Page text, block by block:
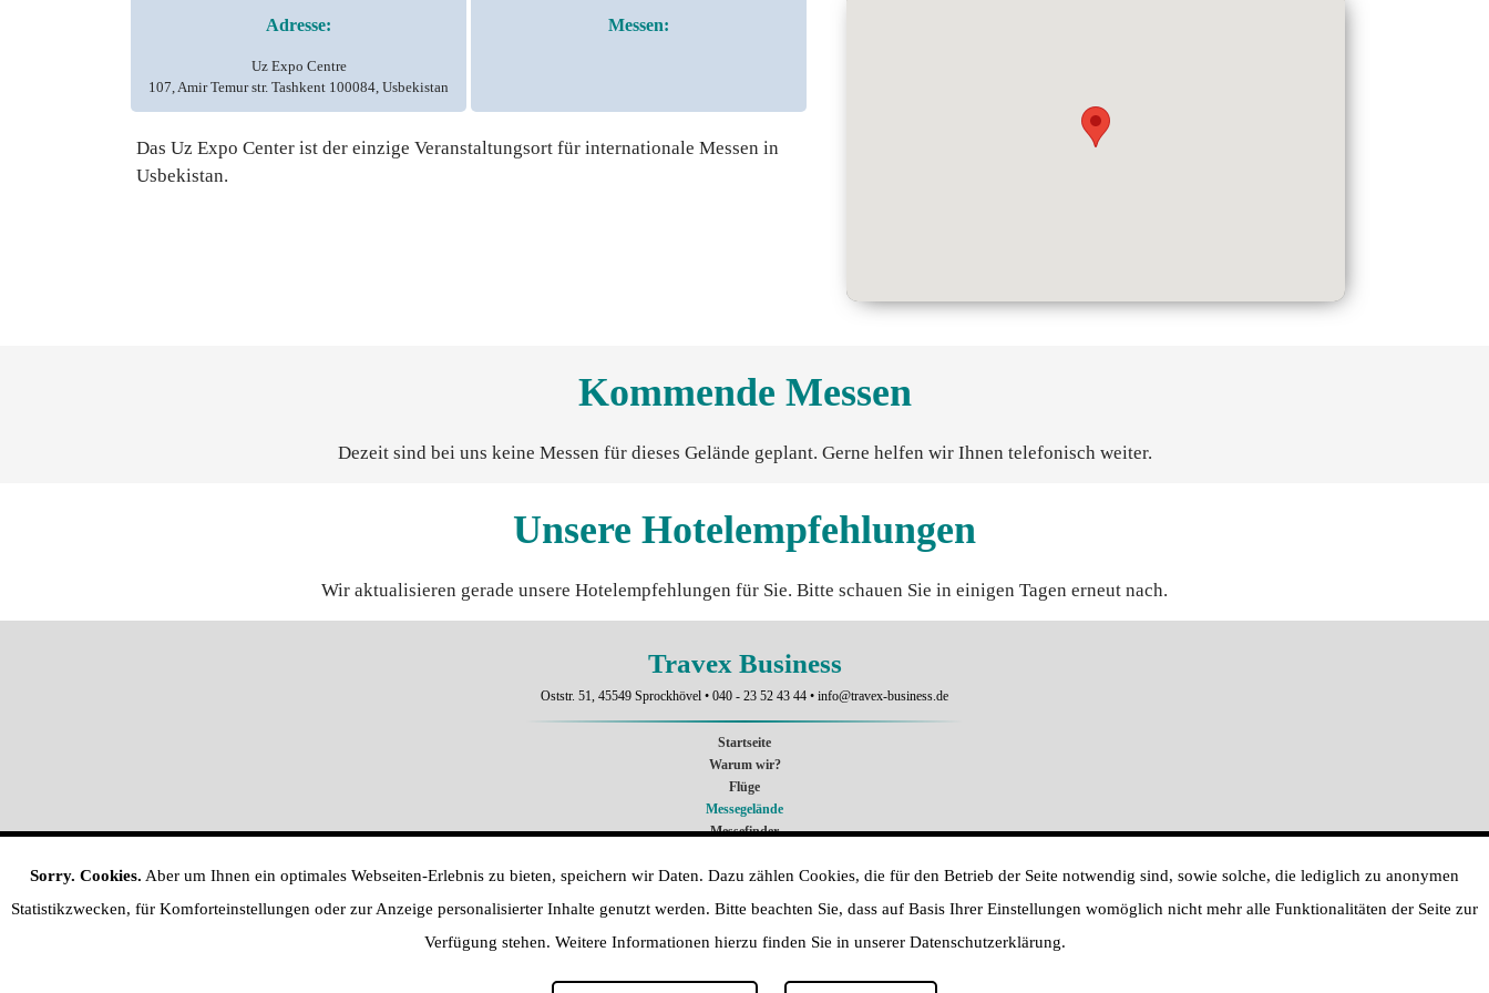
Adresse:
Uz Expo Centre
107, Amir Temur str. Tashkent 100084, Usbekistan
Messen:
Das Uz Expo Center ist der einzige Veranstaltungsort für internationale Messen in
Usbekistan.
Kommende Messen
Dezeit sind bei uns keine Messen für dieses Gelände geplant. Gerne helfen wir Ihnen telefonisch weiter.
Unsere Hotelempfehlungen
Wir aktualisieren gerade unsere Hotelempfehlungen für Sie. Bitte schauen Sie in einigen Tagen erneut nach.
Travex Business
Oststr. 51, 45549 Sprockhövel • 040 - 23 52 43 44 • info@travex-business.de
Startseite
Warum wir?
Flüge
Messegelände
Messefinder
VISA-Service
AGB
Sitemap
Sorry. Cookies. Aber um Ihnen ein optimales Webseiten-Erlebnis zu bieten, speichern wir Daten. Dazu zählen Cookies, die für den Betrieb der Seite notwendig sind, sowie solche, die lediglich zu anonymen
Statistikzwecken, für Komforteinstellungen oder zur Anzeige personalisierter Inhalte genutzt werden. Bitte beachten Sie, dass auf Basis Ihrer Einstellungen womöglich nicht mehr alle Funktionalitäten der Seite zur
Verfügung stehen. Weitere Informationen hierzu finden Sie in unserer Datenschutzerklärung.